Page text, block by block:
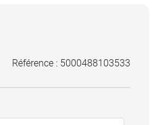
Référence : 5000488103533